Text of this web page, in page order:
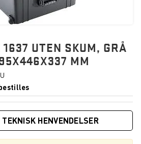
UTEN SKUM, GRÅ
MM
TEKNISK HENVENDELSER